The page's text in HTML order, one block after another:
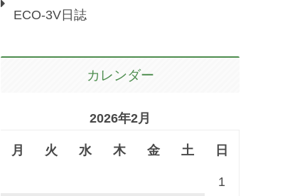
ECO-3V日誌
カレンダー
2026年2月
月 火 水 木 金 土 日
1